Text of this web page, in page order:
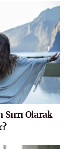
Sırrı Olarak